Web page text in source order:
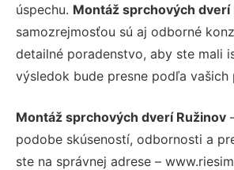
úspechu. Montáž sprchových dverí
samozrejmosťou sú aj odborné
detailné poradenstvo, aby ste mali
výsledok bude presne podľa vašich
Montáž sprchových dverí Ružinov
podobe skúseností, odbornosti a
ste na správnej adrese –